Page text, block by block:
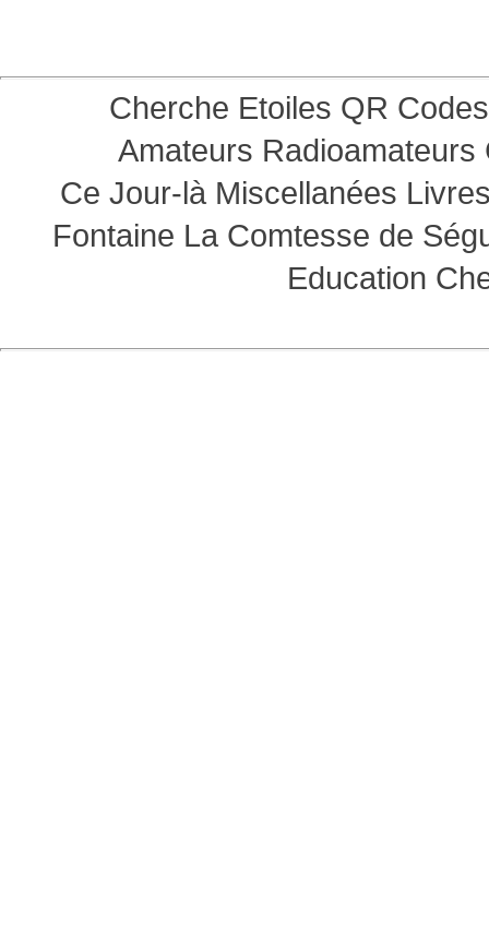
Cherche Etoiles QR Codes
Amateurs Radioamateurs
Ce Jour-là Miscellanées
Fontaine La Comtesse de
Education